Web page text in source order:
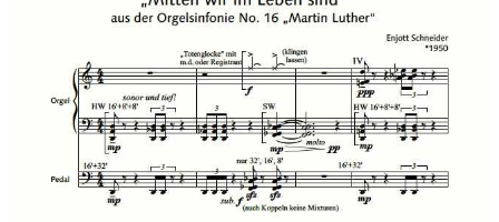
Luther’s chorale of 1524 ‘In the very midst of life / we see death
all around us’ (the Erfurt
‘Enchiridion’) is based on the Gregorian ‘Media vita in morte
sumus ’ that emerged in France
in about 750, evoking thoughts of mortality in its outline form.
(German text by Enjott Schneider
English translation Julia Rushworth)
Uraufführung:20.10.2016 , Trinitatis-Kirche Köln